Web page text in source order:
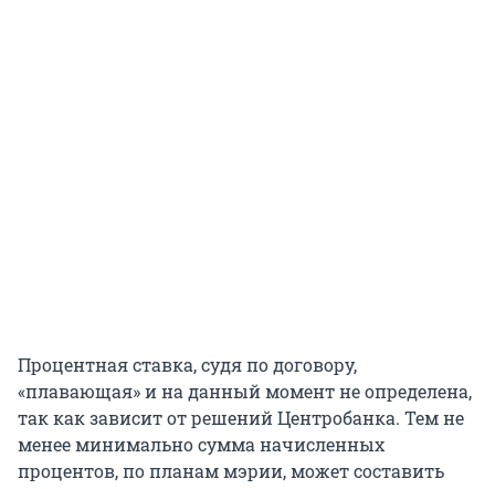
Процентная ставка, судя по договору,
«плавающая» и на данный момент не определена,
так как зависит от решений Центробанка. Тем не
менее минимально сумма начисленных
процентов, по планам мэрии, может составить